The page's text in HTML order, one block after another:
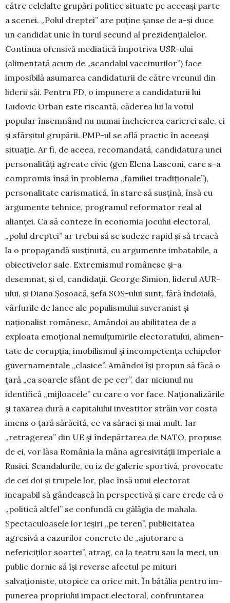
către celelalte grupări politice situate pe aceeaşi parte
a scenei. „Polul dreptei” are puţine şanse de a-și duce
un candidat unic în turul secund al prezi­den­ţialelor.
Continua ofensivă mediatică împotriva USR-ului
(alimentată acum de „scan­dalul vaccinurilor”) face
impo­si­bilă asumarea candida­tu­rii de către vreunul din
liderii săi. Pentru FD, o impunere a candidaturii lui
Ludovic Orban este riscantă, căderea lui la votul
popular însem­nând nu numai înche­ierea carierei sale, ci
și sfârșitul gru­pării. PMP-ul se află practic în aceeaşi
situaţie. Ar fi, de aceea, recomandată, candidatura unei
perso­nalități agrea­te civic (gen Elena Lasconi, care s-a
compro­mis însă în problema „familiei tradiţio­nale”),
perso­nalitate carisma­ti­că, în stare să susțină, însă cu
argumente tehnice, pro­gramul reformator real al
alianţei. Ca să conteze în economia jocului electoral,
„po­lul dreptei” ar trebui să se sudeze rapid și să treacă
la o pro­pagandă susţinută, cu argumente imbatabile, a
obiective­lor sale. Extremismul româ­nesc și-a
desemnat, și el, candidaţii. George Simion, liderul AUR-
ului, și Dia­na Șoșoacă, șefa SOS-ului sunt, fără îndoială,
vârfurile de lance ale populis­mu­lui suve­ra­nist și
naționalist românesc. Amândoi au abilitatea de a
exploata emoţional nemul­ţumirile electoratului, alimen­
tate de corupţia, imobi­lismul și incompetența echipelor
guvernamentale „clasice”. Amândoi își propun să făcă o
țară „ca soarele sfânt de pe cer”, dar niciunul nu
identifică „mijloacele” cu care o vor face. Naționalizările
și taxarea dură a ca­pitalului in­vestitor străin vor costa
imens o țară sără­cită, ce va săraci și mai mult. Iar
„retragerea” din UE și înde­părtarea de NATO, propuse
de ei, vor lăsa Ro­mânia la mâna agre­sivității imperiale a
Rusiei. Scanda­lu­rile, cu iz de galerie sportivă, pro­vo­cate
de cei doi și trupele lor, plac însă unui elec­torat
incapabil să gândească în perspectivă și care crede că o
„politică altfel” se confundă cu gălă­gia de mahala.
Specta­culoasele lor ieşiri „pe teren”, pu­­bli­­citatea
agresivă a cazurilor concrete de „ajuto­ra­re a
nefericiţilor soartei”, atrag, ca la teatru sau la meci, un
public dornic să își reverse afectul pe mituri
salvaționiste, utopice ca orice mit. În bătălia pentru im­
punerea propriului impact electoral, confrun­ta­rea